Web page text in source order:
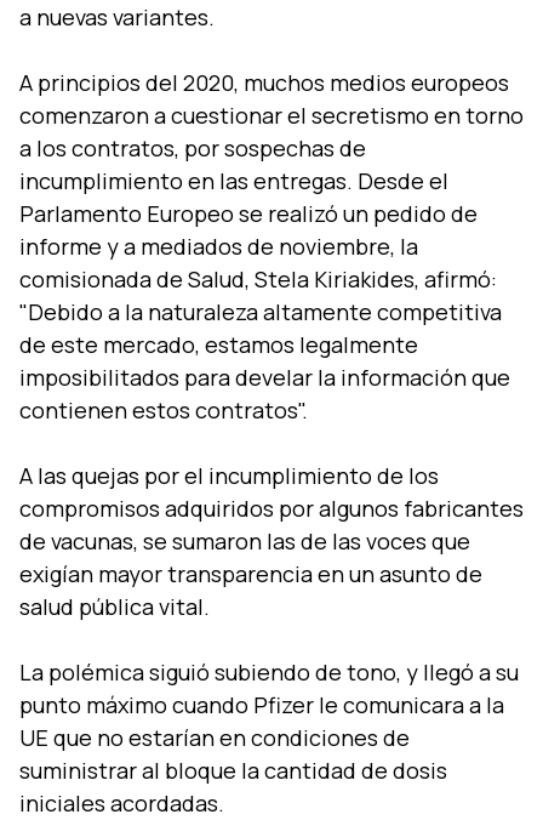
a nuevas variantes.
A principios del 2020, muchos medios europeos
comenzaron a cuestionar el secretismo en torno
a los contratos, por sospechas de
incumplimiento en las entregas. Desde el
Parlamento Europeo se realizó un pedido de
informe y a mediados de noviembre, la
comisionada de Salud, Stela Kiriakides, afirmó:
"Debido a la naturaleza altamente competitiva
de este mercado, estamos legalmente
imposibilitados para develar la información que
contienen estos contratos".
A las quejas por el incumplimiento de los
compromisos adquiridos por algunos fabricantes
de vacunas, se sumaron las de las voces que
exigían mayor transparencia en un asunto de
salud pública vital.
La polémica siguió subiendo de tono, y llegó a su
punto máximo cuando Pfizer le comunicara a la
UE que no estarían en condiciones de
suministrar al bloque la cantidad de dosis
iniciales acordadas.